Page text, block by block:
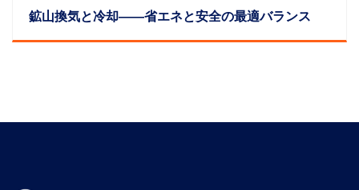
鉱山換気と冷却――省エネと安全の最適バランス